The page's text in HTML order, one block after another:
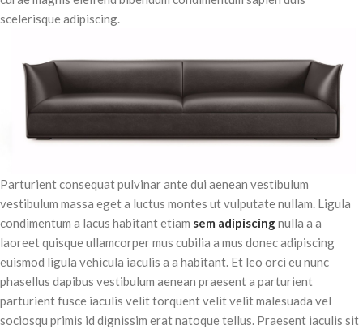
scelerisque adipiscing.
Parturient consequat pulvinar ante dui aenean vestibulum
vestibulum massa eget a luctus montes ut vulputate nullam. Ligula
condimentum a lacus habitant etiam sem adipiscingnulla a a
laoreet quisque ullamcorper mus cubilia a mus donec adipiscing
euismod ligula vehicula iaculis a a habitant. Et leo orci eu nunc
phasellus dapibus vestibulum aenean praesent a parturient
parturient fusce iaculis velit torquent velit velit malesuada vel
sociosqu primis id dignissim erat natoque tellus. Praesent iaculis sit